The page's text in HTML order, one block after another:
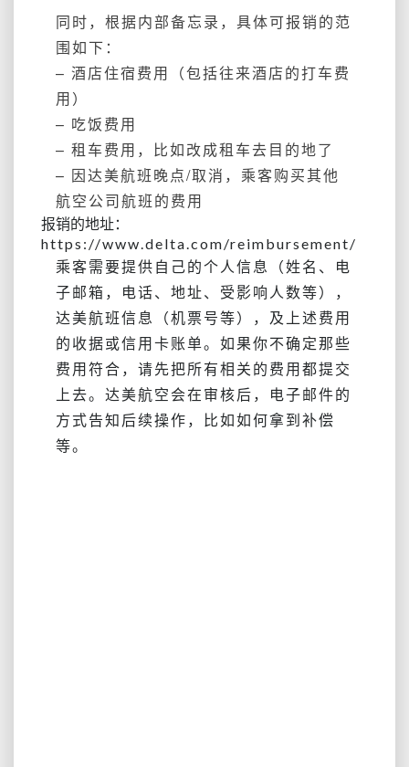
同时，根据内部备忘录，具体可报销的范
围如下：
– 酒店住宿费用（包括往来酒店的打车费
用）
– 吃饭费用
– 租车费用，比如改成租车去目的地了
– 因达美航班晚点/取消，乘客购买其他
航空公司航班的费用
报销的地址：
https://www.delta.com/reimbursement/
乘客需要提供自己的个人信息（姓名、电
子邮箱，电话、地址、受影响人数等），
达美航班信息（机票号等），及上述费用
的收据或信用卡账单。如果你不确定那些
费用符合，请先把所有相关的费用都提交
上去。达美航空会在审核后，电子邮件的
方式告知后续操作，比如如何拿到补偿
等。